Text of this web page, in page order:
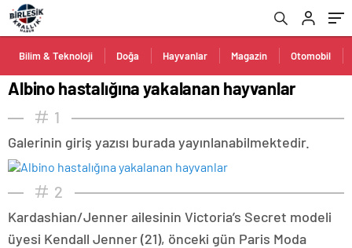
Bilim & Teknoloji Doğa Hayvanlar Magazin Otomobil
Albino hastalığına yakalanan hayvanlar
1
Galerinin giriş yazısı burada yayınlanabilmektedir.
2
Kardashian/Jenner ailesinin Victoria’s Secret modeli
üyesi Kendall Jenner (21), önceki gün Paris Moda